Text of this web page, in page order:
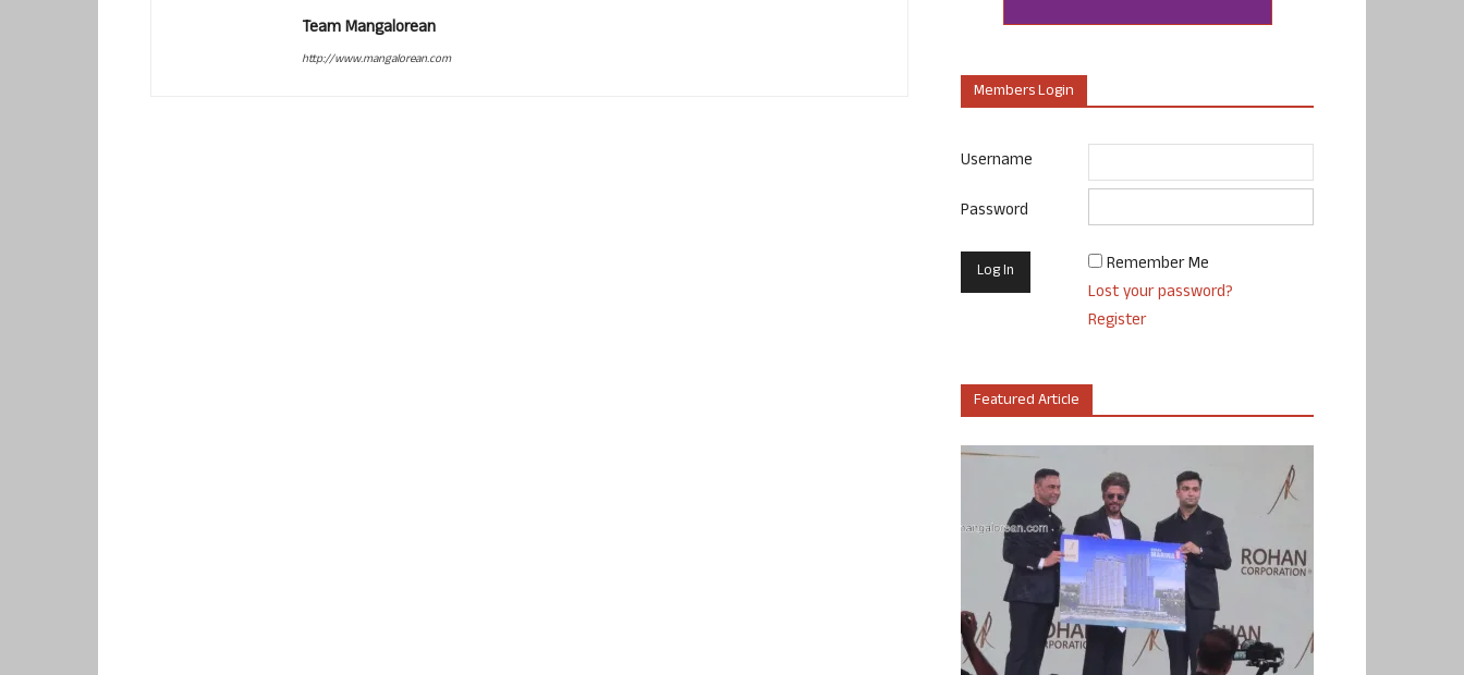
Team Mangalorean
http://www.mangalorean.com
Members Login
Username
Password
Remember Me
Lost your password?
Register
Featured Article